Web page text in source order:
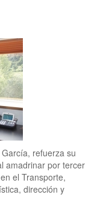
refuerza su
amadrinar por tercer
el Transporte,
dirección y